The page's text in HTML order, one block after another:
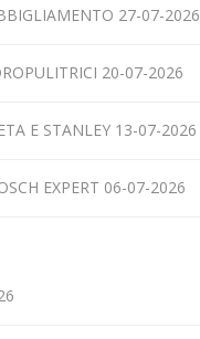
27-07-2026
20-07-2026
E STANLEY 13-07-2026
EXPERT 06-07-2026